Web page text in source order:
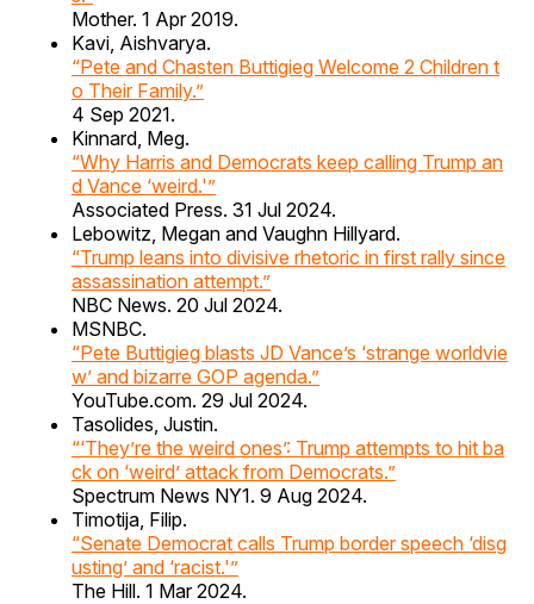
Mother. 1 Apr 2019.
Kavi, Aishvarya.
“Pete and Chasten Buttigieg Welcome 2 Children t
o Their Family.”
4 Sep 2021.
Kinnard, Meg.
“Why Harris and Democrats keep calling Trump an
d Vance ‘weird.'”
Associated Press. 31 Jul 2024.
Lebowitz, Megan and Vaughn Hillyard.
“Trump leans into divisive rhetoric in first rally since
assassination attempt.”
NBC News. 20 Jul 2024.
MSNBC.
“Pete Buttigieg blasts JD Vance’s ‘strange worldvie
w’ and bizarre GOP agenda.”
YouTube.com. 29 Jul 2024.
Tasolides, Justin.
“‘They’re the weird ones’: Trump attempts to hit ba
ck on ‘weird’ attack from Democrats.”
Spectrum News NY1. 9 Aug 2024.
Timotija, Filip.
“Senate Democrat calls Trump border speech ‘disg
usting’ and ‘racist.'”
The Hill. 1 Mar 2024.